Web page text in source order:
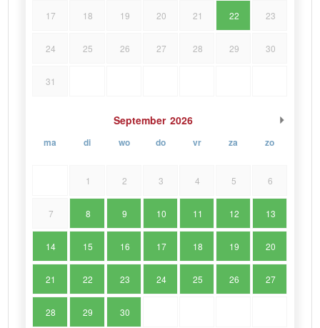
17 18 19 20 21 22 23
24 25 26 27 28 29 30
31
September 2026
ma di wo do vr za zo
1 2 3 4 5 6
7 8 9 10 11 12 13
14 15 16 17 18 19 20
21 22 23 24 25 26 27
28 29 30